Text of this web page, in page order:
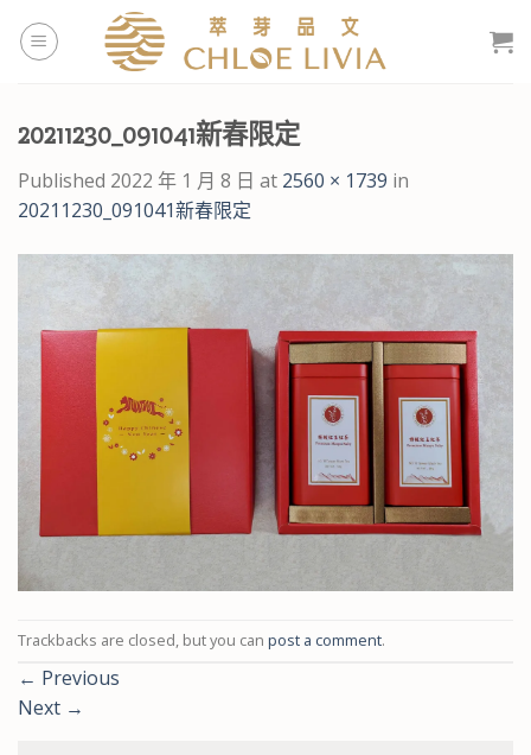
20211230_091041新春限定
Published 2022 年 1 月 8 日 at 2560 × 1739 in
20211230_091041新春限定
Trackbacks are closed, but you can post a comment.
← Previous
Next →